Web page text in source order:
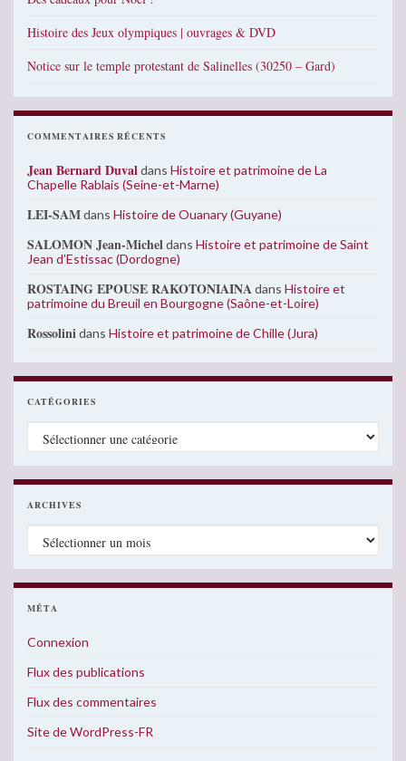
Histoire des Jeux olympiques | ouvrages & DVD
Notice sur le temple protestant de Salinelles (30250 – Gard)
COMMENTAIRES RÉCENTS
Jean Bernard Duvaldans Histoire et patrimoine de La
Chapelle Rablais (Seine-et-Marne)
LEI-SAMdans Histoire de Ouanary (Guyane)
SALOMON Jean-Micheldans Histoire et patrimoine de Saint
Jean d’Estissac (Dordogne)
ROSTAING EPOUSE RAKOTONIAINAdans Histoire et
patrimoine du Breuil en Bourgogne (Saône-et-Loire)
Rossolinidans Histoire et patrimoine de Chille (Jura)
CATÉGORIES
Catégories
ARCHIVES
Archives
MÉTA
Connexion
Flux des publications
Flux des commentaires
Site de WordPress-FR